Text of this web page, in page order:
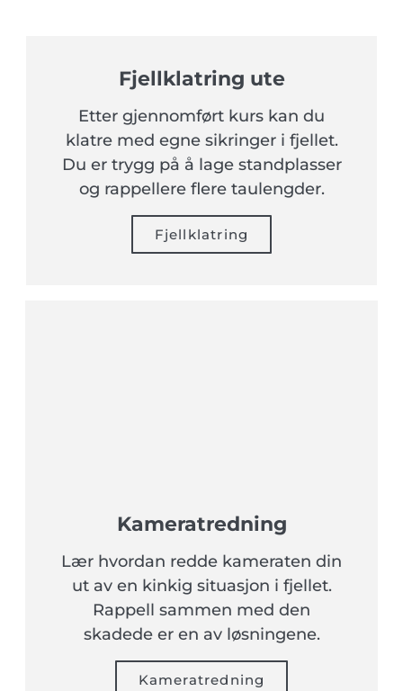
Fjellklatring ute
Etter gjennomført kurs kan du
klatre med egne sikringer i fjellet.
Du er trygg på å lage standplasser
og rappellere flere taulengder.
Fjellklatring
Kameratredning
Lær hvordan redde kameraten din
ut av en kinkig situasjon i fjellet.
Rappell sammen med den
skadede er en av løsningene.
Kameratredning